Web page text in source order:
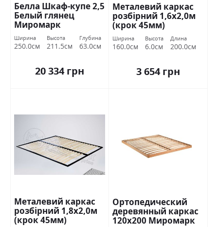
Белла Шкаф-купе 2,5
Белый глянец
Миромарк
Ширина
250.0см
Высота
211.5см
Глубина
63.0см
20 334 грн
Металевий каркас
розбірний 1,6х2,0м
(крок 45мм)
Ширина
160.0см
Высота
6.0см
Длина
200.0см
3 654 грн
Металевий каркас
розбірний 1,8х2,0м
(крок 45мм)
Ортопедический
деревянный каркас
120х200 Миромарк